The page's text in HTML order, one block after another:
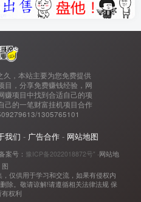
久，本站主要为您免费提供
目，分享免费赚钱经验，网
赚项目中找到合适自己的项
己的一笔财富挂机项目合作
1305765101
我们 - 广告合作 - 网站地图
案号： 豫ICP备2022018872号" ·网站地
图
仅供用于学习和交流，如果有侵权内
除。敬请谅解!请遵循相关法律法规 保
有权利